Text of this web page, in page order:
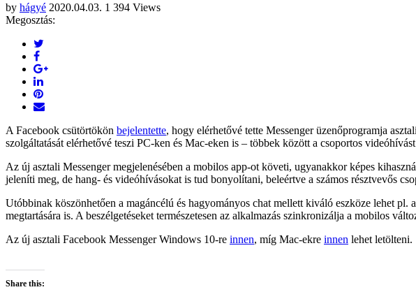
by hágyé 2020.04.03. 1 394 Views
Megosztás:
A Facebook csütörtökön bejelentette, hogy elérhetővé tette Messenger üzenőprogramja
szolgáltatását elérhetővé teszi PC-ken és Mac-eken is – többek között a csoportos
Az új asztali Messenger megjelenésében a mobilos app-ot követi, ugyanakkor képes
jeleníti meg, de hang- és videóhívásokat is tud bonyolítani, beleértve a számos résztvevős
Utóbbinak köszönhetően a magáncélú és hagyományos chat mellett kiváló eszköze lehet
megtartására is. A beszélgetéseket természetesen az alkalmazás szinkronizálja a mobilos
Az új asztali Facebook Messenger Windows 10-re innen, míg Mac-ekre innen lehet letölteni.
Share this: